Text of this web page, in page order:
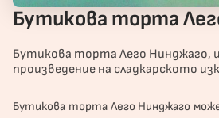
Бутикова торта Лего Нинджаго,
произведение на сладкарското
Бутикова тортаЛего Нинджаго
Бутикова торта